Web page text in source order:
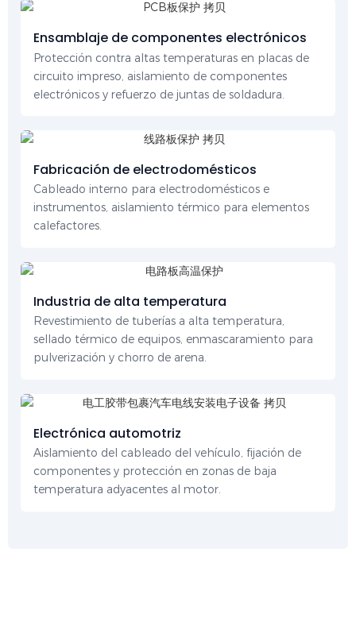
Ensamblaje de componentes electrónicos
Protección contra altas temperaturas en placas de
circuito impreso, aislamiento de componentes
electrónicos y refuerzo de juntas de soldadura.
Fabricación de electrodomésticos
Cableado interno para electrodomésticos e
instrumentos, aislamiento térmico para elementos
calefactores.
Industria de alta temperatura
Revestimiento de tuberías a alta temperatura,
sellado térmico de equipos, enmascaramiento para
pulverización y chorro de arena.
Electrónica automotriz
Aislamiento del cableado del vehículo, fijación de
componentes y protección en zonas de baja
temperatura adyacentes al motor.